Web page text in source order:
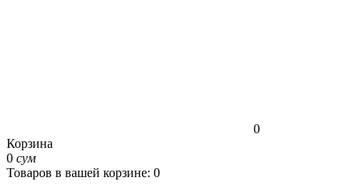
0
Корзина
0 сум
Товаров в вашей корзине: 0